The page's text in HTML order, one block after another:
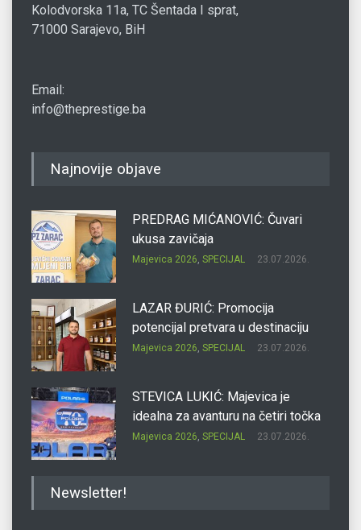
Kolodvorska 11a, TC Šentada I sprat,
71000 Sarajevo, BiH
Email:
info@theprestige.ba
Najnovije objave
PREDRAG MIĆANOVIĆ: Čuvari
ukusa zavičaja
Majevica 2026, SPECIJAL 23.07.2026.
LAZAR ĐURIĆ: Promocija
potencijal pretvara u destinaciju
Majevica 2026, SPECIJAL 23.07.2026.
STEVICA LUKIĆ: Majevica je
idealna za avanturu na četiri točka
Majevica 2026, SPECIJAL 23.07.2026.
Newsletter!